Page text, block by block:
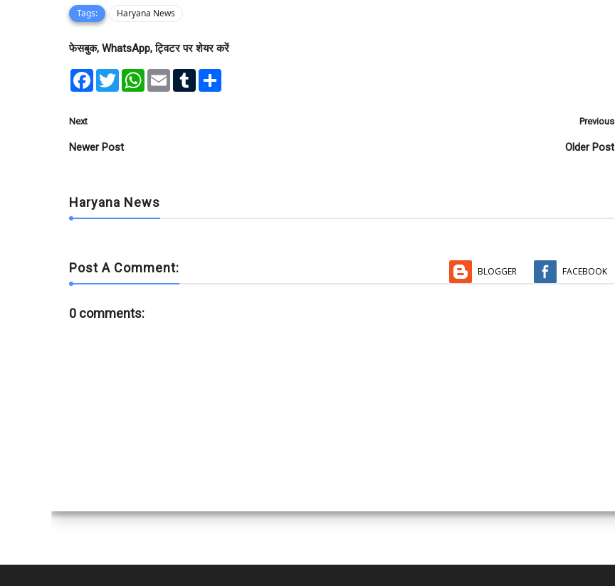
Tags: Haryana News
फेसबुक, WhatsApp, ट्विटर पर शेयर करें
F
o
k
T
w
r
W
E
T
Next
Newer Post
Previous
Older Post
Haryana News
Post A Comment: BLOGGER FACEBOOK
0 comments: